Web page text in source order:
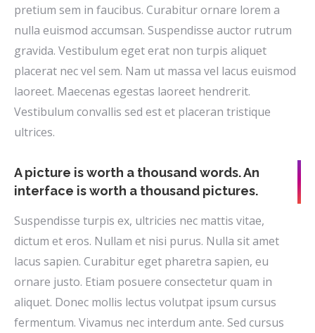
pretium sem in faucibus. Curabitur ornare lorem a
nulla euismod accumsan. Suspendisse auctor rutrum
gravida. Vestibulum eget erat non turpis aliquet
placerat nec vel sem. Nam ut massa vel lacus euismod
laoreet. Maecenas egestas laoreet hendrerit.
Vestibulum convallis sed est et placeran tristique
ultrices.
A picture is worth a thousand words. An
interface is worth a thousand pictures.
Suspendisse turpis ex, ultricies nec mattis vitae,
dictum et eros. Nullam et nisi purus. Nulla sit amet
lacus sapien. Curabitur eget pharetra sapien, eu
ornare justo. Etiam posuere consectetur quam in
aliquet. Donec mollis lectus volutpat ipsum cursus
fermentum. Vivamus nec interdum ante. Sed cursus